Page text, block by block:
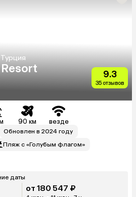
9.3
35 отзывов
90 км везде
Обновлен в 2024 году
Пляж с «Голубым флагом»
даты
от 180 547 ₽